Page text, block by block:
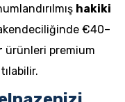
hakiki
€40–
ürünleri premium